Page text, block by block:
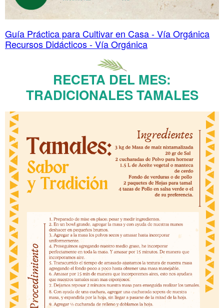
Guía Práctica para Cultivar en Casa - Vía Orgánica
Recursos Didácticos - Vía Orgánica
RECETA DEL MES:
TRADICIONALES TAMALES